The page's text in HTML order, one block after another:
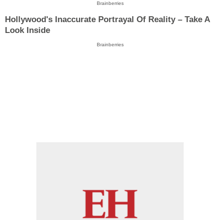
Brainberries
Hollywood's Inaccurate Portrayal Of Reality – Take A
Look Inside
Brainberries